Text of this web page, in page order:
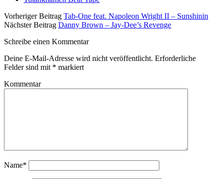
Vorheriger Beitrag Tab-One feat. Napoleon Wright II – Sunshinin
Nächster Beitrag Danny Brown – Jay-Dee’s Revenge
Schreibe einen Kommentar
Deine E-Mail-Adresse wird nicht veröffentlicht. Erforderliche
Felder sind mit * markiert
Kommentar
Name*